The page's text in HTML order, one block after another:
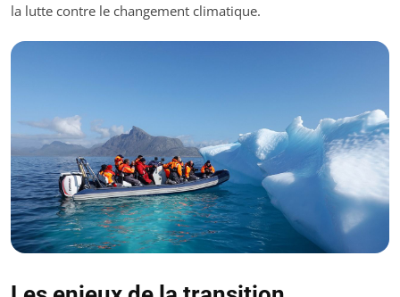
la lutte contre le changement climatique.